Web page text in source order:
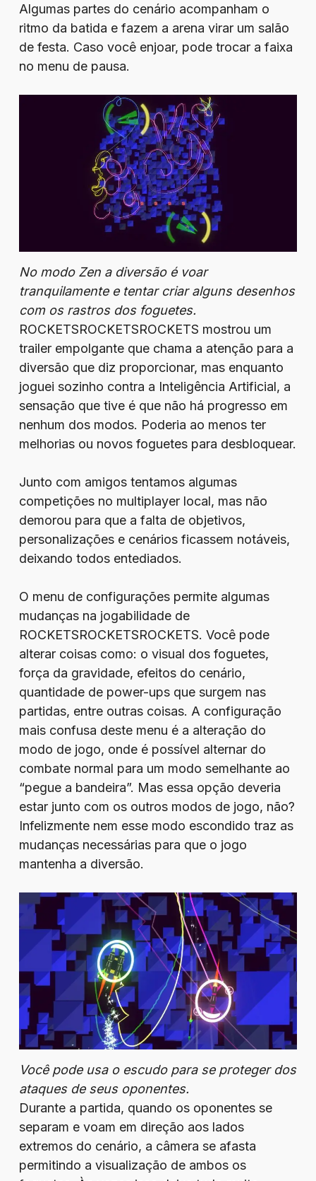
Algumas partes do cenário acompanham o
ritmo da batida e fazem a arena virar um salão
de festa. Caso você enjoar, pode trocar a faixa
no menu de pausa.
No modo Zen a diversão é voar
tranquilamente e tentar criar alguns desenhos
com os rastros dos foguetes.
ROCKETSROCKETSROCKETS mostrou um
trailer empolgante que chama a atenção para a
diversão que diz proporcionar, mas enquanto
joguei sozinho contra a Inteligência Artificial, a
sensação que tive é que não há progresso em
nenhum dos modos. Poderia ao menos ter
melhorias ou novos foguetes para desbloquear.
Junto com amigos tentamos algumas
competições no multiplayer local, mas não
demorou para que a falta de objetivos,
personalizações e cenários ficassem notáveis,
deixando todos entediados.
O menu de configurações permite algumas
mudanças na jogabilidade de
ROCKETSROCKETSROCKETS. Você pode
alterar coisas como: o visual dos foguetes,
força da gravidade, efeitos do cenário,
quantidade de power-ups que surgem nas
partidas, entre outras coisas. A configuração
mais confusa deste menu é a alteração do
modo de jogo, onde é possível alternar do
combate normal para um modo semelhante ao
“pegue a bandeira”. Mas essa opção deveria
estar junto com os outros modos de jogo, não?
Infelizmente nem esse modo escondido traz as
mudanças necessárias para que o jogo
mantenha a diversão.
Você pode usa o escudo para se proteger dos
ataques de seus oponentes.
Durante a partida, quando os oponentes se
separam e voam em direção aos lados
extremos do cenário, a câmera se afasta
permitindo a visualização de ambos os